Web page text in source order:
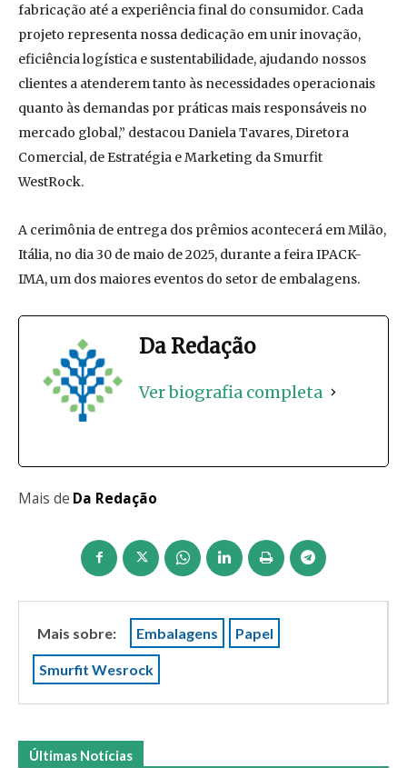
fabricação até a experiência final do consumidor. Cada
projeto representa nossa dedicação em unir inovação,
eficiência logística e sustentabilidade, ajudando nossos
clientes a atenderem tanto às necessidades operacionais
quanto às demandas por práticas mais responsáveis no
mercado global,” destacou Daniela Tavares, Diretora
Comercial, de Estratégia e Marketing da Smurfit
WestRock.
A cerimônia de entrega dos prêmios acontecerá em Milão,
Itália, no dia 30 de maio de 2025, durante a feira IPACK-
IMA, um dos maiores eventos do setor de embalagens.
Da Redação
Ver biografia completa
Mais de Da Redação
Mais sobre: Embalagens Papel
Smurfit Wesrock
Últimas Notícias